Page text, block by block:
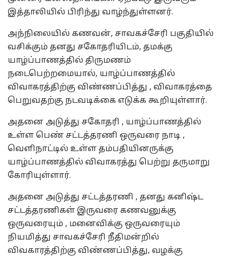
இத்தாலியில் பிரிந்து வாழ்ந்துள்ளனர்.
அந்நிலையில் கணவன், சாவகச்சேரி பகுதியில்
வசிக்கும் தனது சகோதரியிடம், தமக்கு
யாழ்ப்பாணத்தில் திருமணம்
நடைபெற்றமையால், யாழ்ப்பாணத்தில்
விவாகரத்திற்கு விண்ணப்பித்து , விவாகரத்தை
பெறுவதற்கு நடவடிக்கை எடுக்க கூறியுள்ளார்.
அதனை அடுத்து சகோதரி , யாழ்ப்பாணத்தில்
உள்ள பெண் சட்டத்தரணி ஒருவரை நாடி ,
வெளிநாட்டில் உள்ள தம்பதியினருக்கு
யாழ்ப்பாணத்தில் விவாகரத்து பெற்று தருமாறு
கோரியுள்ளார்.
அதனை அடுத்து சட்டத்தரணி , தனது கனிஷ்ட
சட்டத்தரணிகள் இருவரை கணவனுக்கு
ஒருவரையும் , மனைவிக்கு ஒருவரையும்
நியமித்து சாவகச்சேரி நீதிமன்றில்
விவகாரத்திற்கு விண்ணப்பித்து, வழக்கு